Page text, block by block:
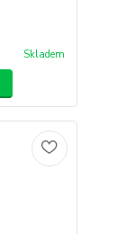
Skladem